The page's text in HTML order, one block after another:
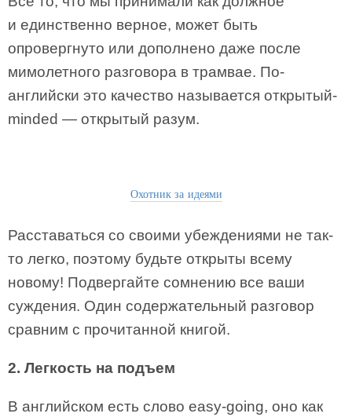
и единственно верное, может быть
опровергнуто или дополнено даже после
мимолетного разговора в трамвае. По-
английски это качество называется открытый-
minded — открытый разум.
Охотник за идеями
Расставаться со своими убеждениями не так-
то легко, поэтому будьте открыты всему
новому! Подвергайте сомнению все ваши
суждения. Один содержательный разговор
сравним с прочитанной книгой.
2. Легкость на подъем
В английском есть слово easy-going, оно как